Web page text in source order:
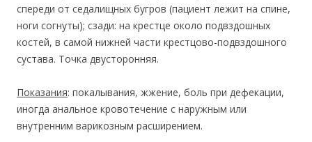
спереди от седалищных бугров (пациент лежит на спине,
ноги согнуты); сзади: на крестце около подвздошных
костей, в самой нижней части крестцово-подвздошного
сустава. Точка двусторонняя.
Показания: покалывания, жжение, боль при дефекации,
иногда анальное кровотечение с наружным или
внутренним варикозным расширением.